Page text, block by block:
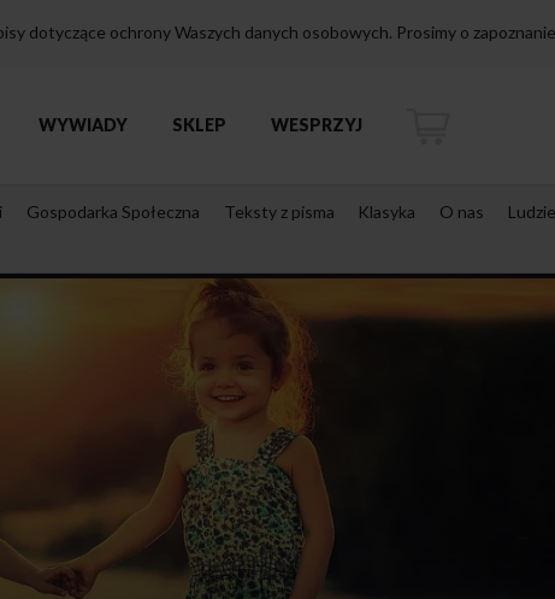
dotyczące ochrony Waszych danych osobowych. Prosimy o
WYWIADY SKLEP WESPRZYJ
Gospodarka Społeczna Teksty z pisma Klasyka O nas
Ludzie